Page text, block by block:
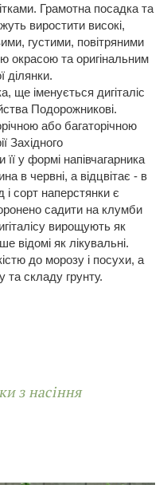
Грамотна посадка та
виростити високі,
густими, повітряними
окрасою та оригінальним
ділянки.
ще іменується дигіталіс
Подорожникові.
або багаторічною
Західного
у формі напівчагарника
в червні, а відцвітає - в
і сорт наперстянки є
садити на клумби
вирощують як
відомі як лікувальні.
до морозу і посухи, а
та складу грунту.
з насіння